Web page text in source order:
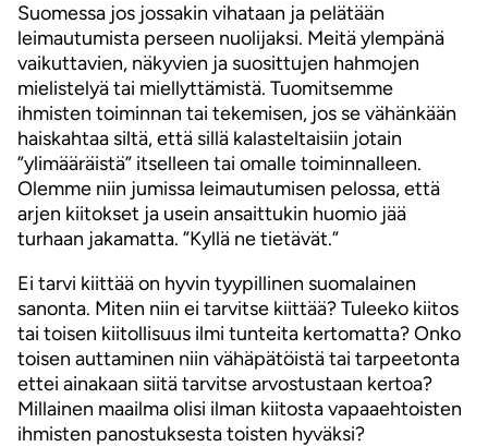
Suomessa jos jossakin vihataan ja pelätään
leimautumista perseen nuolijaksi. Meitä ylempänä
vaikuttavien, näkyvien ja suosittujen hahmojen
mielistelyä tai miellyttämistä. Tuomitsemme
ihmisten toiminnan tai tekemisen, jos se vähänkään
haiskahtaa siltä, että sillä kalasteltaisiin jotain
”ylimääräistä” itselleen tai omalle toiminnalleen.
Olemme niin jumissa leimautumisen pelossa, että
arjen kiitokset ja usein ansaittukin huomio jää
turhaan jakamatta. ”Kyllä ne tietävät.”
Ei tarvi kiittää on hyvin tyypillinen suomalainen
sanonta. Miten niin ei tarvitse kiittää? Tuleeko kiitos
tai toisen kiitollisuus ilmi tunteita kertomatta? Onko
toisen auttaminen niin vähäpätöistä tai tarpeetonta
ettei ainakaan siitä tarvitse arvostustaan kertoa?
Millainen maailma olisi ilman kiitosta vapaaehtoisten
ihmisten panostuksesta toisten hyväksi?